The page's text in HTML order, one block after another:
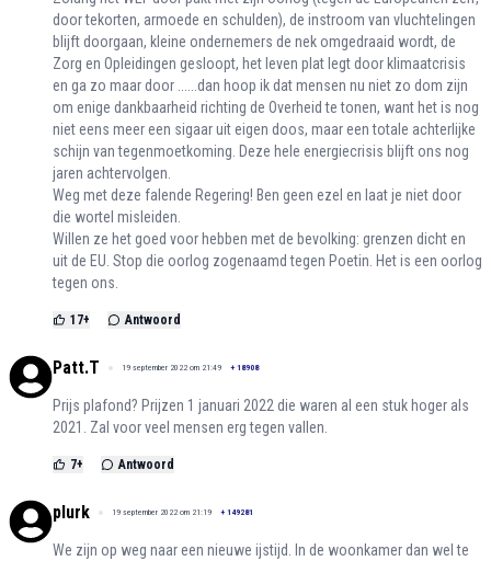
door tekorten, armoede en schulden), de instroom van vluchtelingen
blijft doorgaan, kleine ondernemers de nek omgedraaid wordt, de
Zorg en Opleidingen gesloopt, het leven plat legt door klimaatcrisis
en ga zo maar door ......dan hoop ik dat mensen nu niet zo dom zijn
om enige dankbaarheid richting de Overheid te tonen, want het is nog
niet eens meer een sigaar uit eigen doos, maar een totale achterlijke
schijn van tegenmoetkoming. Deze hele energiecrisis blijft ons nog
jaren achtervolgen.
Weg met deze falende Regering! Ben geen ezel en laat je niet door
die wortel misleiden.
Willen ze het goed voor hebben met de bevolking: grenzen dicht en
uit de EU. Stop die oorlog zogenaamd tegen Poetin. Het is een oorlog
tegen ons.
17+ Antwoord
Patt.T 19 september 2022 om 21:49 + 18908
Prijs plafond? Prijzen 1 januari 2022 die waren al een stuk hoger als
2021. Zal voor veel mensen erg tegen vallen.
7+ Antwoord
plurk 19 september 2022 om 21:19 + 149281
We zijn op weg naar een nieuwe ijstijd. In de woonkamer dan wel te